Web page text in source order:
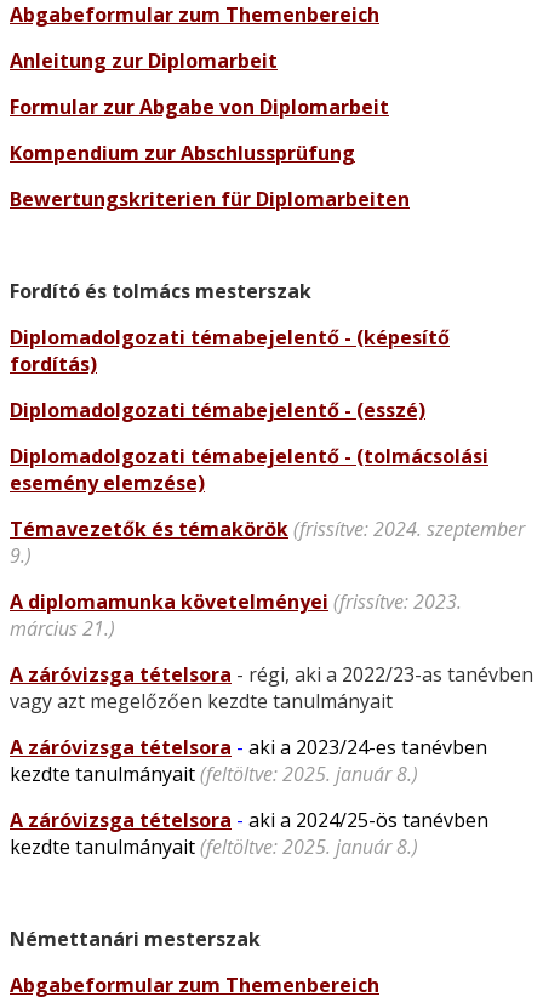
Abgabeformular zum Themenbereich
Anleitung zur Diplomarbeit
Formular zur Abgabe von Diplomarbeit
Kompendium zur Abschlussprüfung
Bewertungskriterien für Diplomarbeiten
Fordító és tolmács mesterszak
Diplomadolgozati témabejelentő - (képesítő
fordítás)
Diplomadolgozati témabejelentő - (esszé)
Diplomadolgozati témabejelentő - (tolmácsolási
esemény elemzése)
Témavezetők és témakörök(frissítve: 2024. szeptember
9.)
A diplomamunka követelményei (frissítve: 2023.
március 21.)
A záróvizsga tételsora - régi, aki a 2022/23-as tanévben
vagy azt megelőzően kezdte tanulmányait
A záróvizsga tételsora - aki a 2023/24-es tanévben
kezdte tanulmányait(feltöltve: 2025. január 8.)
A záróvizsga tételsora - aki a 2024/25-ös tanévben
kezdte tanulmányait(feltöltve: 2025. január 8.)
Némettanári mesterszak
Abgabeformular zum Themenbereich